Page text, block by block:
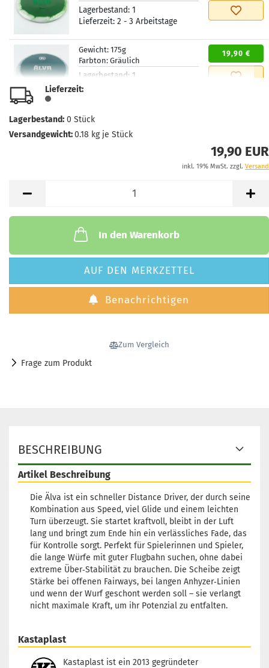
Lagerbestand: 1
Lieferzeit: 2 - 3 Arbeitstage
Gewicht: 175g
Farbton: Gräulich
Lagerbestand: 1
Lieferzeit:
19,90 €
Gewicht:
Lagerbestand:
Grünlich
Lieferzeit:2 - 3 Arbeitstage
Lieferzeit:
Lagerbestand: 0 Stück
Versandgewicht:0.18 kg je Stück
19,90 EUR
inkl. 19% MwSt. zzgl. Versand
In den Warenkorb
AUF DEN MERKZETTEL
Benachrichtigen
Zum Vergleich
Frage zum Produkt
BESCHREIBUNG
Artikel Beschreibung
Die Älva ist ein schneller Distance Driver, der durch seine
Kombination aus Speed, viel Glide und einem leichten
Turn überzeugt. Sie startet kraftvoll, bleibt in der Luft
lang und bringt zum Ende hin ein verlässliches Fade, das
für Kontrolle sorgt. Perfekt für Spielerinnen und Spieler,
die lange Würfe mit guter Flugbahn suchen, ohne dabei
extreme Über‑Stabilität zu brauchen. Die Scheibe zeigt
Stärke bei offenen Fairways, bei langen Anhyzer‑Linien
und wenn der Wurf geschont werden soll – sie verlangt
nicht maximale Kraft, um ihr Potenzial zu entfalten.
Kastaplast
Kastaplast ist ein 2013 gegründeter